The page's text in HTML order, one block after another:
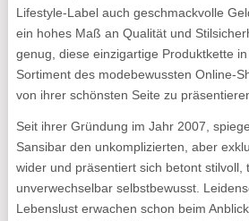
Lifestyle-Label auch geschmackvolle
ein hohes Maß an Qualität und
genug, diese einzigartige Produktkette
Sortiment des modebewussten Online-
von ihrer schönsten Seite zu
Seit ihrer Gründung im Jahr 2007,
Sansibar den unkomplizierten, aber
wider und präsentiert sich betont stilvoll,
unverwechselbar selbstbewusst.
Lebenslust erwachen schon beim